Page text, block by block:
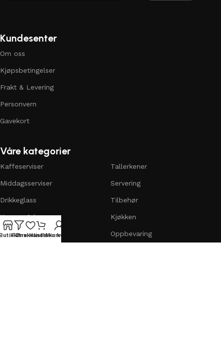
Kundesenter
Om oss
Kjøpsbetingelser
Frakt & Levering
Personvern
Gavekort
Våre kategorier
Kaffeserviser
Middagsserviser
Drikkeglass
Kopper & krus
Skåler & boller
Tallerkener
Servering
Tilbehør
Kjøkken
Oppbevaring
Filtre
Ønskeliste
Handlekurv
Min konto